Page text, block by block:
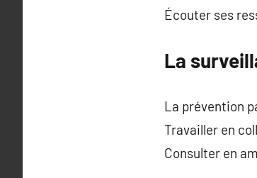
Écouter ses
La
La prévention
Travailler en
Consulter en